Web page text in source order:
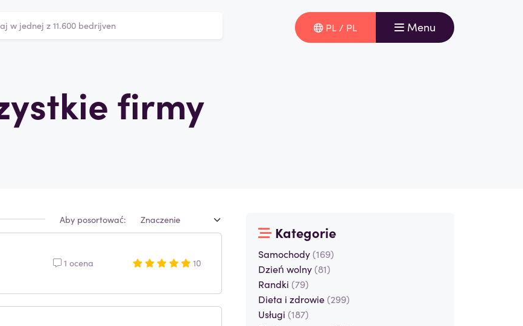
PL / PL Menu
firmy
Aby posortować:
1 ocena 10
Kategorie
Samochody (169)
Dzień wolny (81)
Randki (79)
Dieta i zdrowie (299)
Usługi (187)